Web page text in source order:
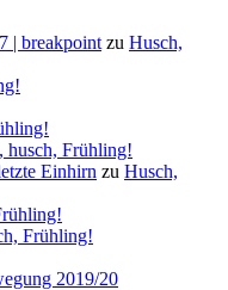
| breakpoint zu Husch,
husch, Frühling!
Einhirn zu Husch,
Frühling!
2019/20